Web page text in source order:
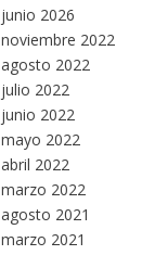
junio 2026
noviembre 2022
agosto 2022
julio 2022
junio 2022
mayo 2022
abril 2022
marzo 2022
agosto 2021
marzo 2021